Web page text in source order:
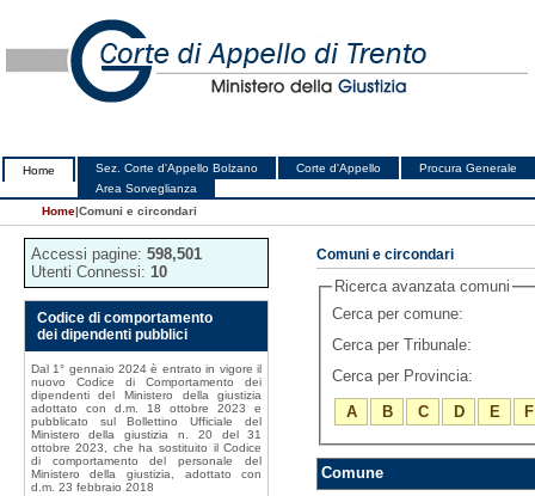
Home Sez. Corte d'Appello Bolzano Corte d'Appello
Procura Generale
Area Sorveglianza
Home|Comuni e circondari
Comuni e circondari
Ricerca avanzata comuni
Cerca per comune:
Cerca per Tribunale:
Cerca per Provincia:
A
B C D E F
Comune
Accessi pagine: 598,501
Utenti Connessi: 10
Codice di comportamento
dei dipendenti pubblici
Dal 1° gennaio 2024 è entrato in vigore il
nuovo Codice di Comportamento dei
dipendenti del Ministero della giustizia
adottato con d.m. 18 ottobre 2023 e
pubblicato sul Bollettino Ufficiale del
Ministero della giustizia n. 20 del 31
ottobre 2023, che ha sostituito il Codice
di comportamento del personale del
Ministero della giustizia, adottato con
d.m. 23 febbraio 2018